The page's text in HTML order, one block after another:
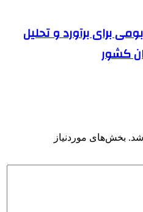
برای برآورد و تحلیل
کشور
شد. بخش‌های موردنیاز